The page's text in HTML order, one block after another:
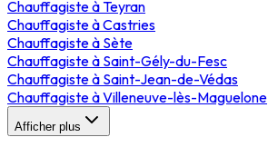
ChauffagisteàTeyran
ChauffagisteàCastries
Chauffagisteà Sète
Chauffagisteà Saint-Gély-du-Fesc
Chauffagisteà Saint-Jean-de-Védas
ChauffagisteàVilleneuve-lès-Maguelone
Afficher plus